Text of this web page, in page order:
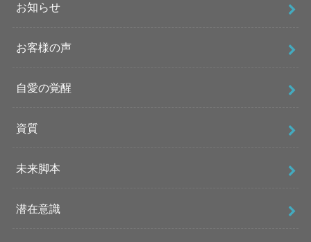
お知らせ
お客様の声
自愛の覚醒
資質
未来脚本
潜在意識